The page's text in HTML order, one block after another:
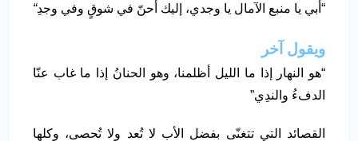
“أبي يا منبع الآمال يا وجدي، إليك أحنّ في شوقٍ وفي وجدِ“
ويقول آخر
“هو النهار إذا ما الليل أظلمنا، وهو الحنانُ إذا ما غاب عنّا
الدفءُ والندِي”
القصائد التي تتغنّى بفضل الأب لا تُعد ولا تُحصى، وكلها